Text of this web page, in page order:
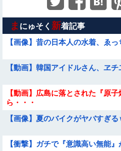
ま にゅそく 新着記事
【画像】昔の日本人の水着、ゑ
【動画】韓国アイドルさん、ヱ
【動画】広島に落とされた『原
ら・・・
【画像】夏のバイクがヤバすぎる
【衝撃】ガチで『意識高い無能